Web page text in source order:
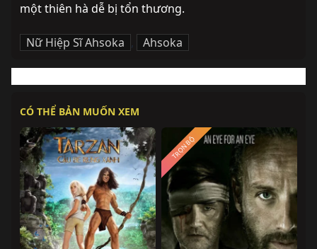
một thiên hà dễ bị tổn thương.
Nữ Hiệp Sĩ Ahsoka , Ahsoka
CÓ THỂ BẢN MUỐN XEM
TRỌN BỘ